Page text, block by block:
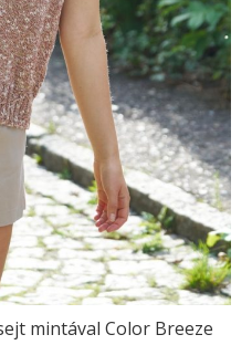
mintával Color Breeze